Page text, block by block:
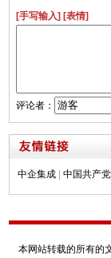
[手写输入] [表情]
评论者：
中企集成 | 中国共产
本网站转载的所有的